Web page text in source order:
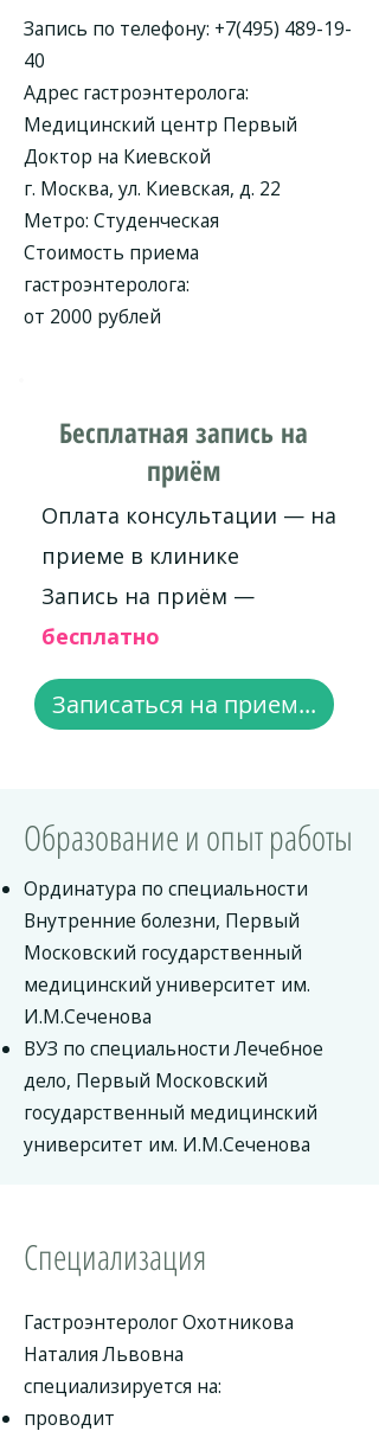
Запись по телефону: +7(495) 489-19-
40
Адрес гастроэнтеролога:
Медицинский центр Первый
Доктор на Киевской
г. Москва, ул. Киевская, д. 22
Метро: Студенческая
Стоимость приема
гастроэнтеролога:
от 2000 рублей
Бесплатная запись на
приём
Оплата консультации — на
приеме в клинике
Запись на приём —
бесплатно
Записаться на прием...
Образование и опыт работы
Ординатура по специальности
Внутренние болезни, Первый
Московский государственный
медицинский университет им.
И.М.Сеченова
ВУЗ по специальности Лечебное
дело, Первый Московский
государственный медицинский
университет им. И.М.Сеченова
Специализация
Гастроэнтеролог Охотникова
Наталия Львовна
специализируется на:
проводит